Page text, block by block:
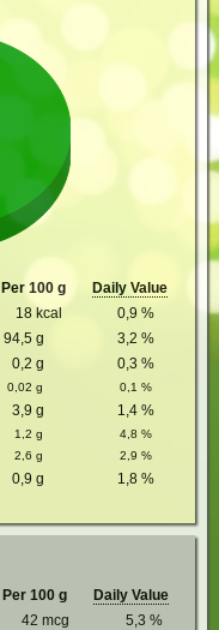
Per 100 g
Daily Value
18 kcal 0,9 %
94,5 g 3,2 %
0,2 g 0,3 %
0,02 g 0,1 %
3,9 g 1,4 %
1,2 g 4,8 %
2,6 g 2,9 %
0,9 g 1,8 %
Per 100 g
Daily Value
42 mcg 5,3 %